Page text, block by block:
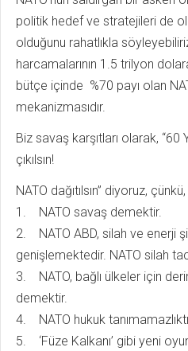
politik hedef ve stratejileri de
olduğunu rahatlıkla
harcamalarının 1.5 trilyon
bütçe içinde %70 payı olan
mekanizmasıdır.
Biz savaş karşıtları olarak, “60
çıkılsın!
NATO dağıtılsın” diyoruz, çünkü,
1. NATO savaş demektir.
2. NATO ABD, silah ve enerji
genişlemektedir. NATO silah
3. NATO, bağlı ülkeler için
demektir.
4. NATO hukuk
5. ‘Füze Kalkanı’ gibi yeni